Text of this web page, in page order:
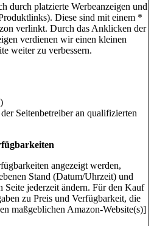
durch platzierte Werbeanzeigen und
Diese sind mit einem *
verlinkt. Durch das Anklicken der
verdienen wir einen kleinen
weiter zu verbessern.
Seitenbetreiber an qualifizierten
angezeigt werden,
Stand (Datum/Uhrzeit) und
Seite jederzeit ändern. Für den Kauf
zu Preis und Verfügbarkeit, die
maßgeblichen Amazon-Website(s)]